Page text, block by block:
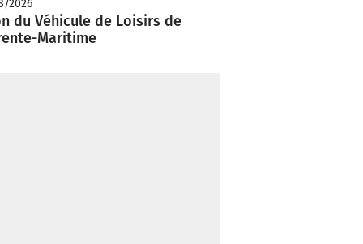
2026
du Véhicule de Loisirs de
Maritime